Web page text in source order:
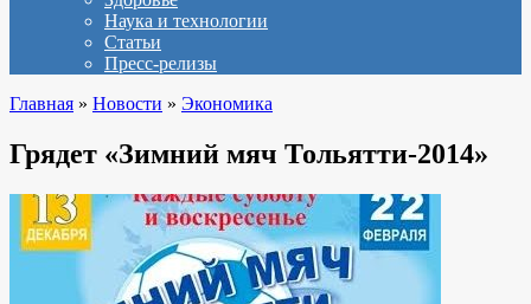
Наука и технологии
Статьи
Пресс-релизы
Главная » Новости » Экономика
Грядет «Зимний мяч Тольятти-2014»